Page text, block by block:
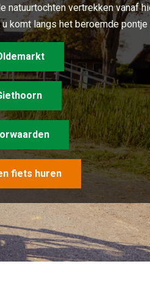
natuurtochten vertrekken vanaf
u komt langs het beroemde pontje
fiets huren